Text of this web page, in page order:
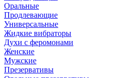
Оральные
Продлевающие
Универсальные
Жидкие вибраторы
Духи с феромонами
Женские
Мужские
Презервативы